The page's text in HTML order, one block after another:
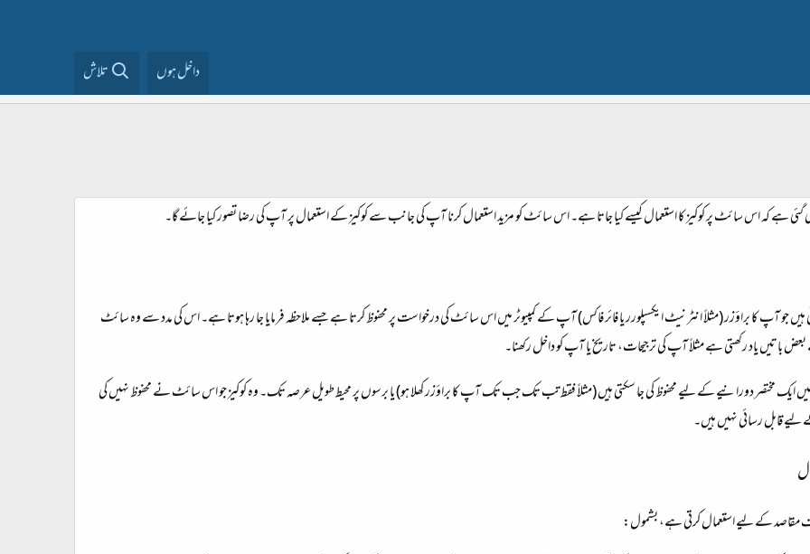
داخل ہوں تلاش
ہے کہ اس سائٹ پر کوکیز کا استعمال کیسے کیا جاتا ہے۔ اس سائٹ کو مزید استعمال کرنا آپ کی جانب سے کوکیز کے استعمال پر آپ کی رضا تصور کیا جائے گا۔
ہیں جو آپ کا براؤزر (مثلاً انٹرنیٹ ایکسپلورر یا فائر فاکس) آپ کے کمپیوٹر میں اس سائٹ کی درخواست پر محفوظ کرتا ہے جسے ملاحظہ فرمایا جا رہا ہوتا ہے۔ اس کی مدد سے وہ سائٹ
یاد رکھتی ہے مثلاً آپ کی ترجیحات، تاریخ یا آپ کو داخل رکھنا۔
ایک مختصر دورانیے کے لیے محفوظ کی جا سکتی ہیں (مثلاً فقط تب تک جب تک آپ کا براؤزر کھلا ہو) یا برسوں پر محیط طویل عرصہ تک۔ وہ کوکیز جو اس سائٹ نے محفوظ نہیں کی
قابل رسائی نہیں ہیں۔
مقاصد کے لیے استعمال کرتی ہے، بشمول: